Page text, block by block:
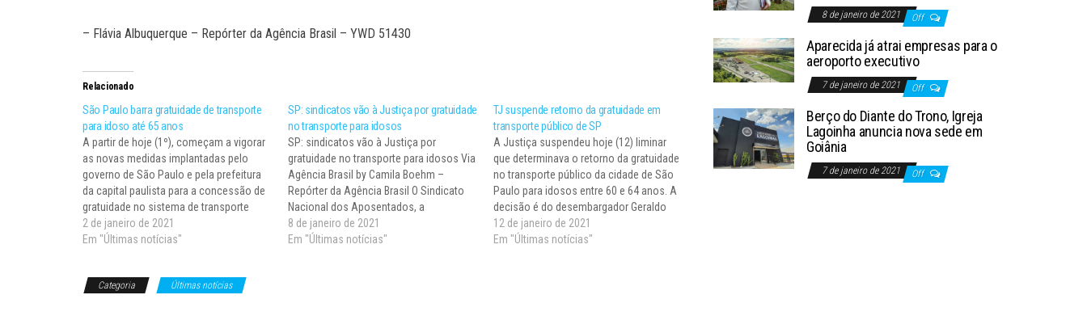
– Flávia Albuquerque – Repórter da Agência Brasil – YWD 51430
Relacionado
São Paulo barra gratuidade de transporte
para idoso até 65 anos
A partir de hoje (1º), começam a vigorar
as novas medidas implantadas pelo
governo de São Paulo e pela prefeitura
da capital paulista para a concessão de
gratuidade no sistema de transporte
público. A gratuidade que valia a partir
dos 60 anos passará a contemplar
2 de janeiro de 2021
Em "Últimas notícias"
SP: sindicatos vão à Justiça por gratuidade
no transporte para idosos
SP: sindicatos vão à Justiça por
gratuidade no transporte para idosos Via
Agência Brasil by Camila Boehm –
Repórter da Agência Brasil O Sindicato
Nacional dos Aposentados, a
Confederação Nacional dos
Trabalhadores das Indústrias
8 de janeiro de 2021
Em "Últimas notícias"
TJ suspende retorno da gratuidade em
transporte público de SP
A Justiça suspendeu hoje (12) liminar
que determinava o retorno da gratuidade
no transporte público da cidade de São
Paulo para idosos entre 60 e 64 anos. A
decisão é do desembargador Geraldo
Francisco Pinheiro Franco. Com isso,
idosos dessa faixa etária que vivem na
12 de janeiro de 2021
Em "Últimas notícias"
Categoria Últimas notícias
8 de janeiro de 2021 Off
Aparecida já atrai empresas para o
aeroporto executivo
7 de janeiro de 2021 Off
Berço do Diante do Trono, Igreja
Lagoinha anuncia nova sede em
Goiânia
7 de janeiro de 2021 Off